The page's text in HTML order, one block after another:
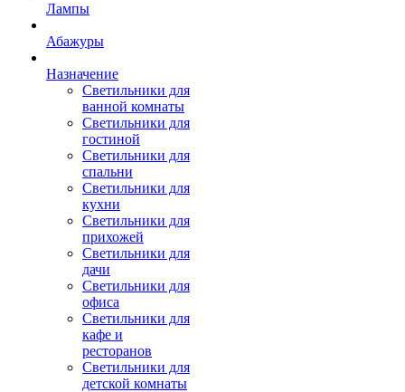
Лампы
Абажуры
Назначение
Светильники для
ванной комнаты
Светильники для
гостиной
Светильники для
спальни
Светильники для
кухни
Светильники для
прихожей
Светильники для
дачи
Светильники для
офиса
Светильники для
кафе и
ресторанов
Светильники для
детской комнаты